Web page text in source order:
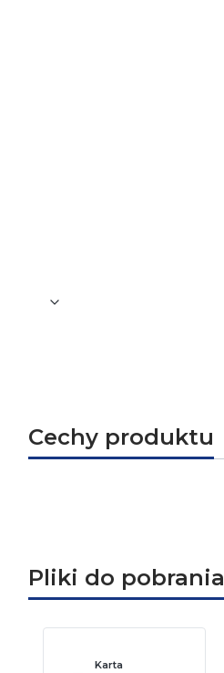
Cechy produktu
Pliki do pobrania
Karta